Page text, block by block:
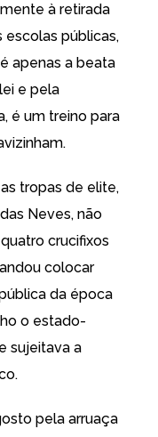
à retirada
escolas públicas,
apenas a beata
e pela
é um treino para
tropas de elite,
Neves, não
crucifixos
colocar
da época
o estado-
sujeitava a
pela arruaça